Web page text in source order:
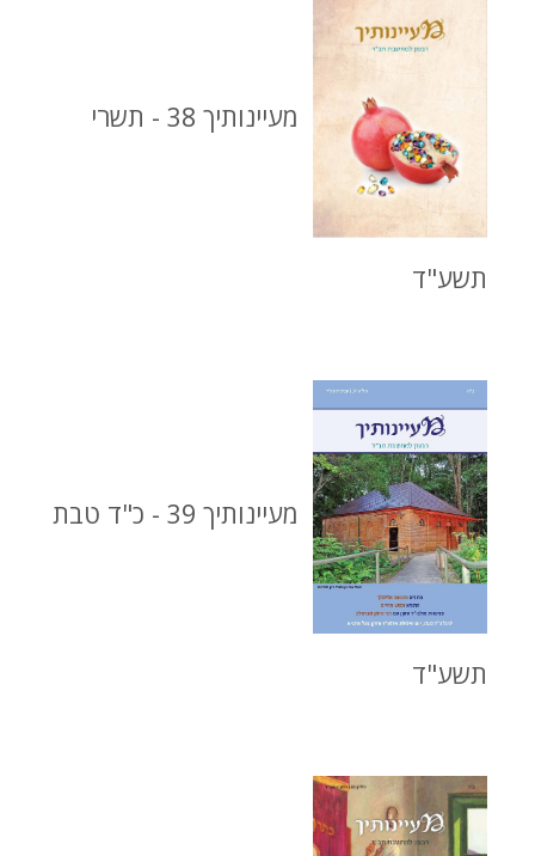
מעיינותיך 38 - תשרי
תשע"ד
מעיינותיך 39 - כ"ד טבת
תשע"ד